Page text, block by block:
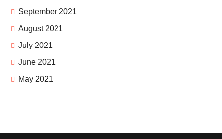
September 2021
August 2021
July 2021
June 2021
May 2021